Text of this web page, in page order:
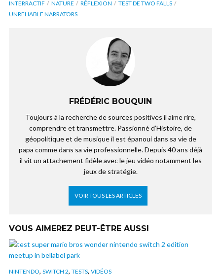
INTERRACTIF
NATURE RÉFLEXION
TEST DE TWO FALLS
UNRELIABLE NARRATORS
FRÉDÉRIC BOUQUIN
Toujours à la recherche de sources positives il aime rire,
comprendre et transmettre. Passionné d’Histoire, de
géopolitique et de musique il est épanoui dans sa vie de
papa comme dans sa vie professionnelle. Depuis 40 ans déjà
il vit un attachement fidèle avec le jeu vidéo notamment les
jeux de stratégie.
VOIR TOUS LES ARTICLES
VOUS AIMEREZ PEUT-ÊTRE AUSSI
NINTENDO, SWITCH 2, TESTS, VIDÉOS